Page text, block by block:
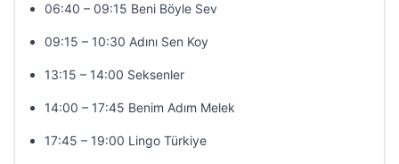
06:40 – 09:15 Beni Böyle Sev
09:15 – 10:30 Adını Sen Koy
13:15 – 14:00 Seksenler
14:00 – 17:45 Benim Adım Melek
17:45 – 19:00 Lingo Türkiye